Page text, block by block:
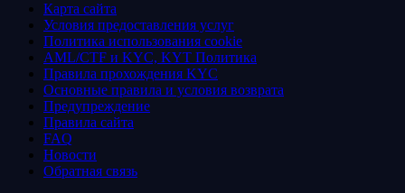
Карта сайта
Условия предоставления услуг
Политика использования coоkie
AML/CTF и KYC, KYT Политика
Правила прохождения KYC
Основные правила и условия возврата
Предупреждение
Правила сайта
FAQ
Новости
Обратная связь